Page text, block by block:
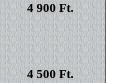
4 900 Ft.
4 500 Ft.